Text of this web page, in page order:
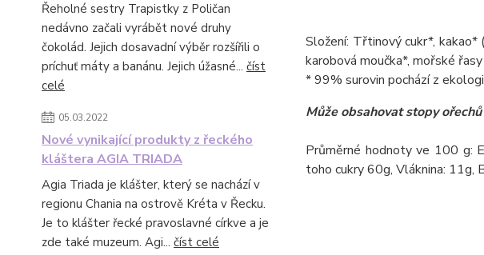
Řeholné sestry Trapistky z Poličan
nedávno začali vyrábět nové druhy
čokolád. Jejich dosavadní výběr rozšířili o
príchuť máty a banánu. Jejich úžasné... číst
celé
05.03.2022
Nové vynikající produkty z řeckého
kláštera AGIA TRIADA
Agia Triada je klášter, který se nachází v
regionu Chania na ostrově Kréta v Řecku.
Je to klášter řecké pravoslavné církve a je
zde také muzeum. Agi... číst celé
Složení: Třtinový cukr*, kakao*
karobová moučka*, mořské
* 99% surovin pochází z
Může obsahovat stopy
Průměrné hodnoty ve 100 g:
toho cukry 60g, Vláknina: 11g,